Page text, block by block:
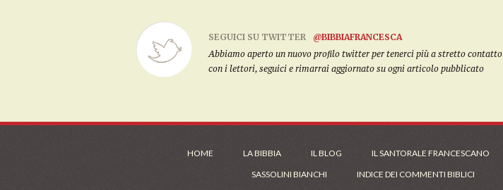
SEGUICI SU TWITTER
@BIBBIAFRANCESCA
Abbiamo aperto un nuovo profilo twitter per tenerci più a stretto contatto
con i lettori, seguici e rimarrai aggiornato su ogni articolo pubblicato
HOME LA BIBBIA IL BLOG IL SANTORALE FRANCESCANO
SASSOLINI BIANCHI
INDICE DEI COMMENTI BIBLICI